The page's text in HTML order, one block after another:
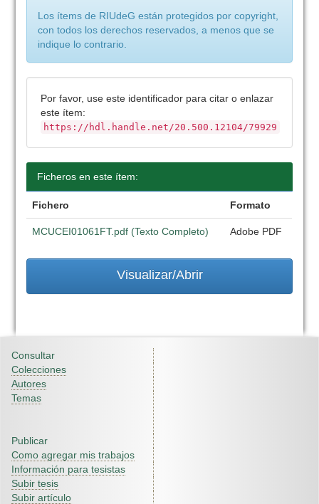
Los ítems de RIUdeG están protegidos por copyright,
con todos los derechos reservados, a menos que se
indique lo contrario.
Por favor, use este identificador para citar o enlazar
este ítem:
https://hdl.handle.net/20.500.12104/79929
Ficheros en este ítem:
Fichero Formato
MCUCEI01061FT.pdf (Texto Completo) Adobe PDF
Visualizar/Abrir
Consultar
Colecciones
Autores
Temas
Publicar
Como agregar mis trabajos
Información para tesistas
Subir tesis
Subir artículo